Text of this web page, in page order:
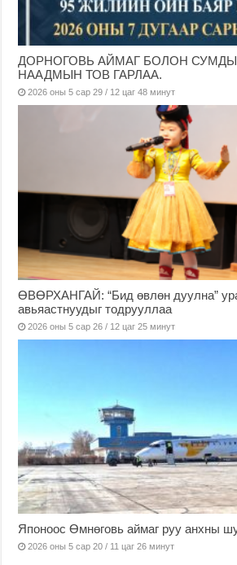
ДОРНОГОВЬ АЙМАГ БОЛОН
НААДМЫН ТОВ ГАРЛАА.
2026 оны 5 сар 29 / 12 цаг 48 минут
ӨВӨРХАНГАЙ: “Бид өвлөн дуулна”
авьяастнуудыг тодрууллаа
2026 оны 5 сар 26 / 12 цаг 25 минут
Японоос Өмнөговь аймаг руу анхны
2026 оны 5 сар 20 / 11 цаг 26 минут